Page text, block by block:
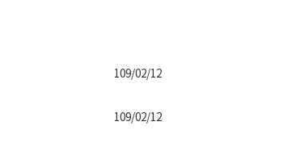
109/02/12
109/02/12